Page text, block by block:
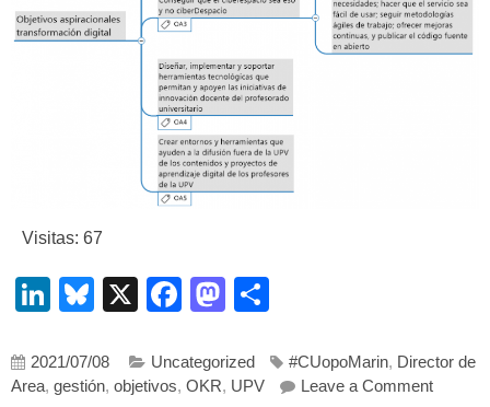
Visitas: 67
LinkedIn
Bluesky
X Facebook
Mastodon
2021/07/08 Uncategorized #CUopoMarin, Director de
Area, gestión, objetivos, OKR, UPV Leave a Commenton Mis